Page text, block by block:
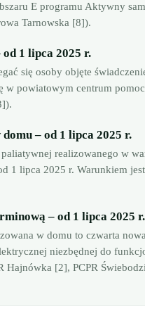
E programu Aktywny
Tarnowska [8]).
1 lipca 2025 r.
się osoby objęte
w powiatowym centrum
– od 1 lipca 2025 r.
realizowanego w
1 lipca 2025 r. Warunkiem
– od 1 lipca 2025 r.
w domu to czwarta
niezbędnej do
Hajnówka [2], PCPR